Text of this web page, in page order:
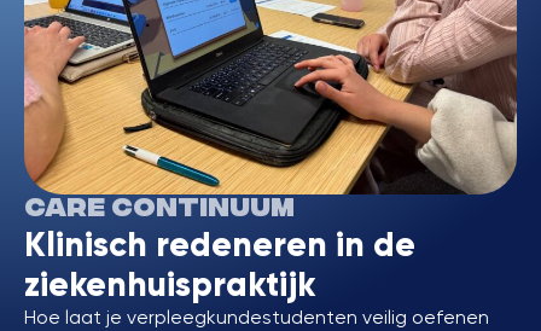
Care Continuum
Klinisch redeneren in de
ziekenhuispraktijk
Hoe laat je verpleegkundestudenten veilig oefenen